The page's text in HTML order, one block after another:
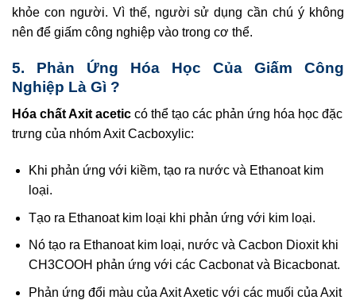
khỏe con người. Vì thế, người sử dụng cần chú ý không
nên để giấm công nghiệp vào trong cơ thể.
5. Phản Ứng Hóa Học Của Giấm Công
Nghiệp Là Gì ?
Hóa chất Axit acetic có thể tạo các phản ứng hóa học đặc
trưng của nhóm Axit Cacboxylic:
Khi phản ứng với kiềm, tạo ra nước và Ethanoat kim
loại.
Tạo ra Ethanoat kim loại khi phản ứng với kim loại.
Nó tạo ra Ethanoat kim loại, nước và Cacbon Dioxit khi
CH3COOH phản ứng với các Cacbonat và Bicacbonat.
Phản ứng đổi màu của Axit Axetic với các muối của Axit